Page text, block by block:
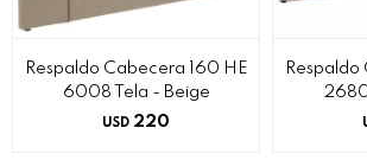
Respaldo Cabecera 160 HE
6008 Tela - Beige
USD 220
Respaldo